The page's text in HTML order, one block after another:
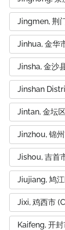
Jingmen, 荆
Jinhua, 金华
Jinsha, 金沙
Jinshan
Jintan, 金坛
Jinzhou, 锦
Jishou, 吉首
Jiujiang, 鸠
Jixi, 鸡西市
Kaifeng, 开